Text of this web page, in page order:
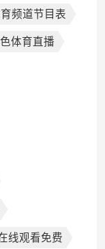
频道节目表
体育直播
线观看免费